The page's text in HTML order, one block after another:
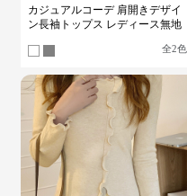
カジュアルコーデ 肩開きデザイ
ン長袖トップス レディース無地
全2色